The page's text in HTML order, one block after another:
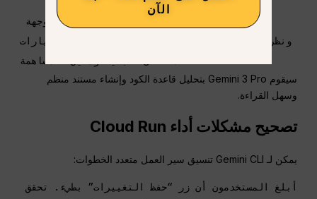
للمستخدمين تتضمن شرحًا للميزات وخيارات CLI ونظرة
سيقوم Gemini 3 Pro بتحليل قاعدة الكود وإنشاء مستند منظم
وسهل القراءة.
تصحيح مشكلات أداء Cloud Run
يمكن لـ Gemini CLI تنسيق سير العمل متعدد الخطوات:
أبلغ المستخدمون أن زر “حفظ التغييرات” بطيء. تحقق
الآن